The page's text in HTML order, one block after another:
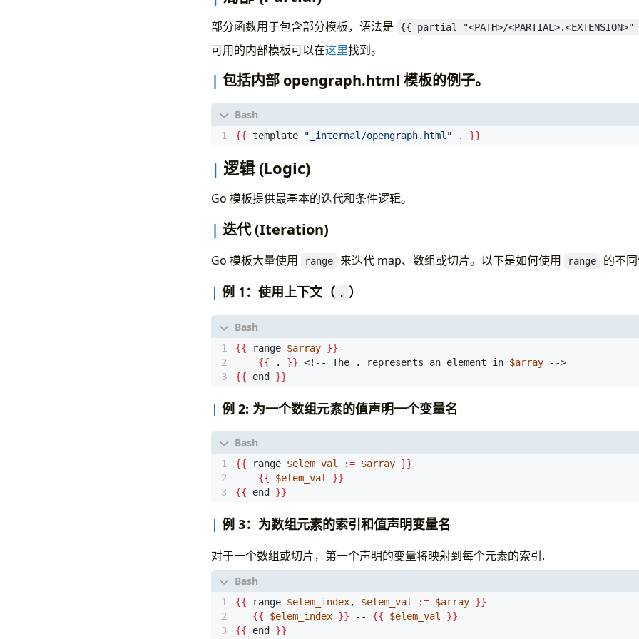
部分函数用于包含部分模板，语法是 {{ partial "<PATH>/
可用的内部模板可以在这里找到。
包括内部 opengraph.html 模板的例子。
{{ template "_internal/opengraph.html" . }}
逻辑 (Logic)
Go 模板提供最基本的迭代和条件逻辑。
迭代 (Iteration)
Go 模板大量使用 range 来迭代 map、数组或切片。以下是如何使用 range 的不同
例 1：使用上下文（ . ）
{{ range $array }}
{{ . }} <!-- The . represents an element in $array
-->
{{ end }}
例 2: 为一个数组元素的值声明一个变量名
{{ range $elem_val := $array }}
{{
$elem_val
}}
{{ end }}
例 3：为数组元素的索引和值声明变量名
对于一个数组或切片，第一个声明的变量将映射到每个元素的索引.
1
{{ range $elem_index, $elem_val := $array }}
{{
$elem_index }} -- {{ $elem_val
}}
{{ end }}